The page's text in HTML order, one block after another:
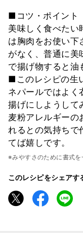
■コツ・ポイント
美味しく食べたい
は胸肉をお使い
がなく、普通に美
で揚げ物すると油
■このレシピの生
ネパールではよく
揚げにしようして
麦粉アレルギーの
れるとの気持ちで
てば嬉しです。
※みやすさのために書式を
このレシピをシェアす